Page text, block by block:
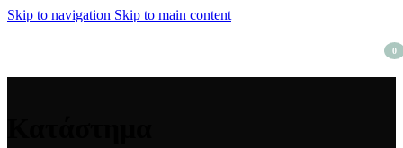
Skip to navigation Skip to main content
0